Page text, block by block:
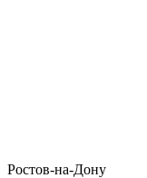
Ростов-на-Дону